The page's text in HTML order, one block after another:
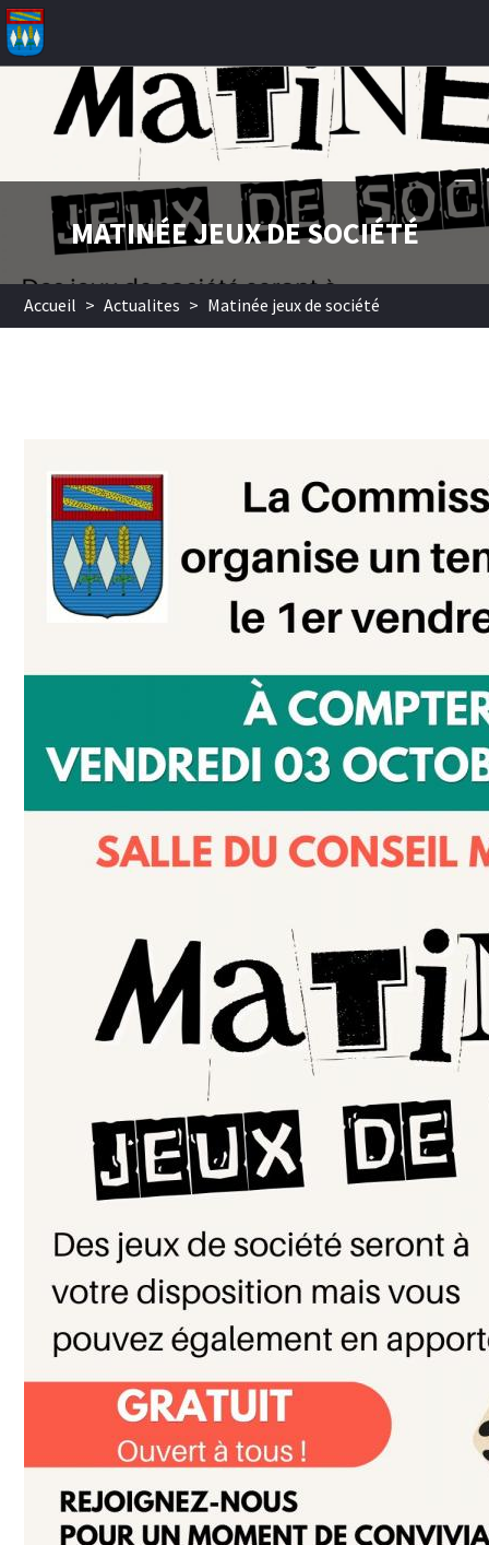
Aller au contenu principal
MATINÉE JEUX DE SOCIÉTÉ
Accueil > Actualites > Matinée jeux de société